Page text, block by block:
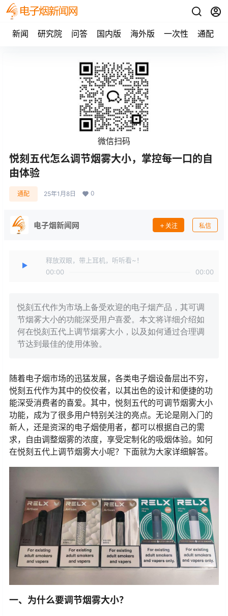
新闻 研究院 问答 国内版 海外版 一次性 通配
微信扫码
悦刻五代怎么调节烟雾大小，掌控每一口的自
由体验
通配 25年1月8日 0
电子烟新闻网 关注 私信
释放双眼，带上耳机，听听看~！
00:00
00:00
悦刻五代作为市场上备受欢迎的电子烟产品，其可调
节烟雾大小的功能深受用户喜爱。本文将详细介绍如
何在悦刻五代上调节烟雾大小，以及如何通过合理调
节达到最佳的使用体验。
随着电子烟市场的迅猛发展，各类电子烟设备层出不穷，
悦刻五代作为其中的佼佼者，以其出色的设计和便捷的功
能深受消费者的喜爱。其中，悦刻五代的可调节烟雾大小
功能，成为了很多用户特别关注的亮点。无论是刚入门的
新人，还是资深的电子烟使用者，都可以根据自己的需
求，自由调整烟雾的浓度，享受定制化的吸烟体验。如何
在悦刻五代上调节烟雾大小呢？下面就为大家详细解答。
一、为什么要调节烟雾大小？